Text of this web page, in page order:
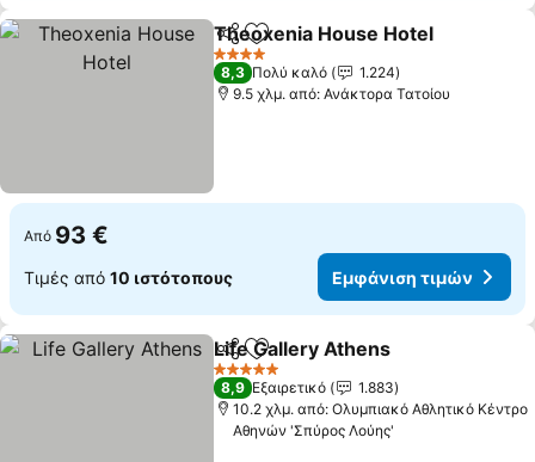
Κοινοποίηση
Προσθήκη στα αγαπημένα
Theoxenia House Hotel
4 Αστέρια
8,3 Πολύ καλό
1.224
9.5 χλμ. από: Ανάκτορα Τατοίου
Από 93 €
Τιμές από 10 ιστότοπους Εμφάνιση τιμών
Κοινοποίηση
Προσθήκη στα αγαπημένα
Life Gallery Athens
5 Αστέρια
8,9 Εξαιρετικό
1.883
10.2 χλμ. από: Ολυμπιακό Αθλητικό Κέντρο
Αθηνών 'Σπύρος Λούης'